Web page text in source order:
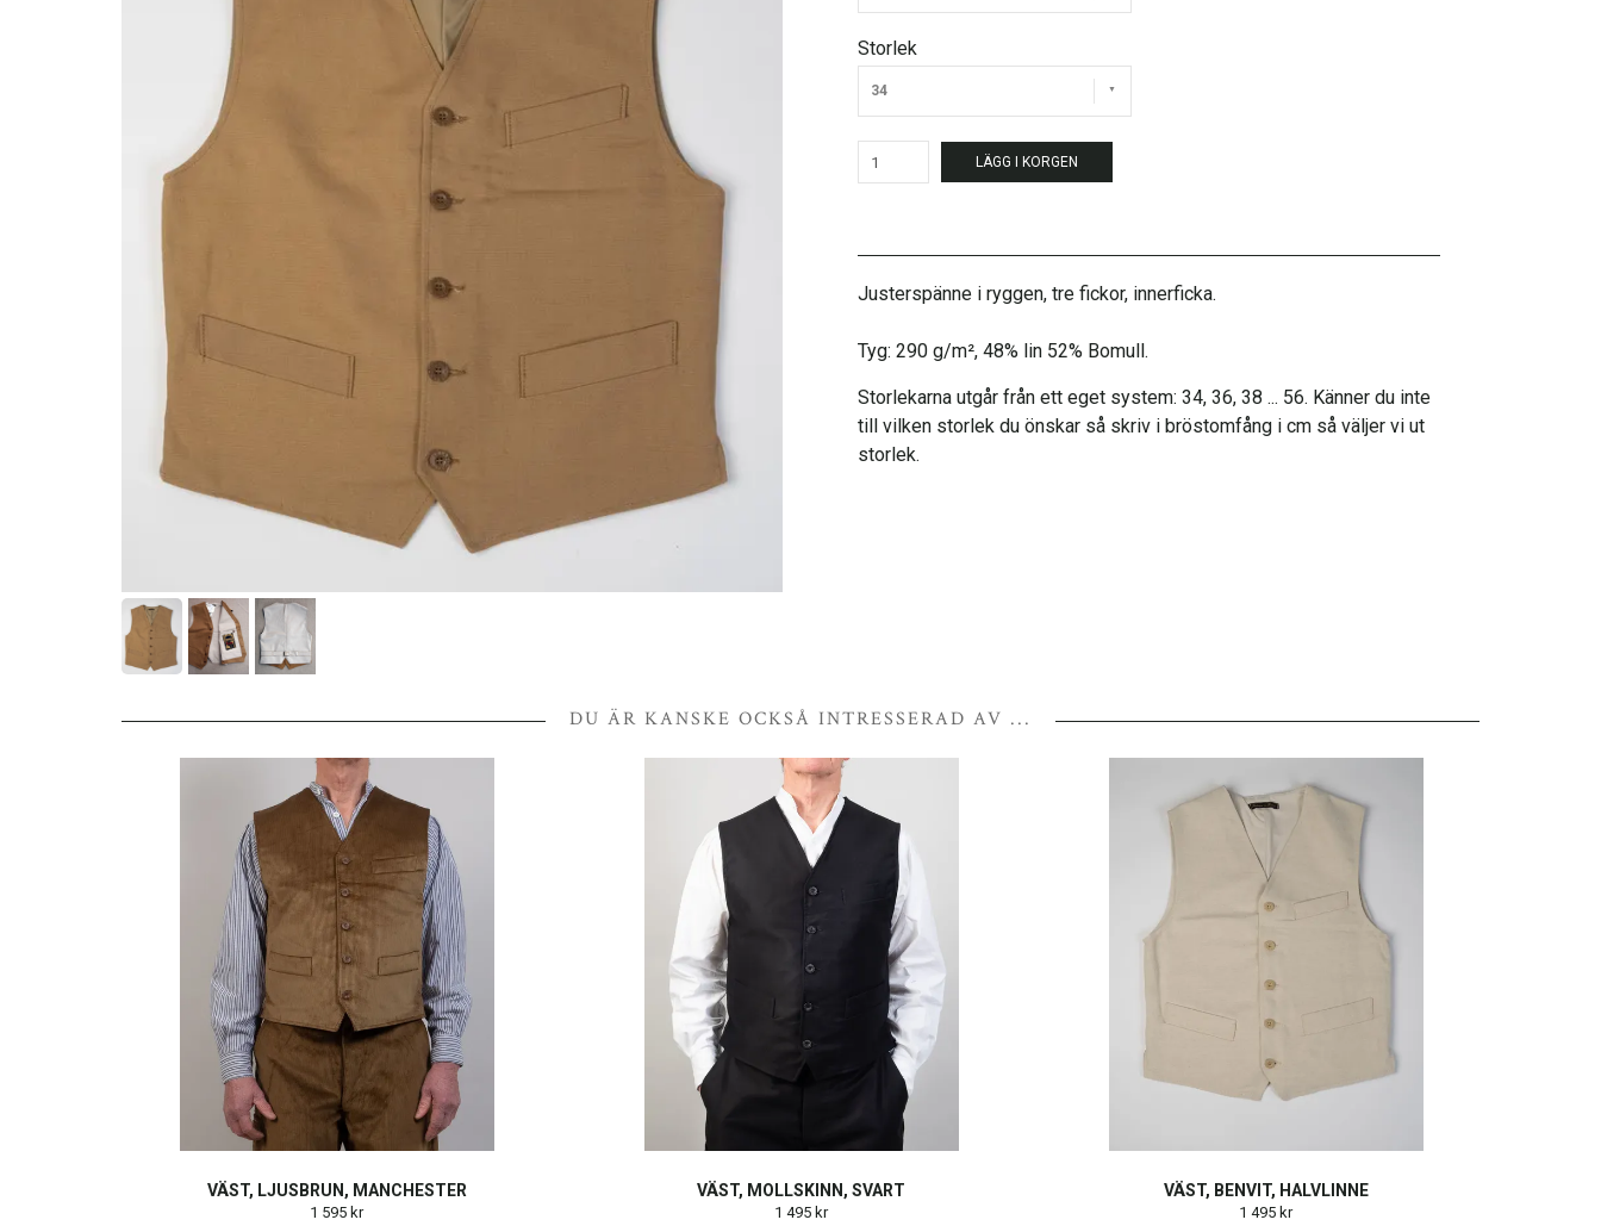
Storlek
34
LÄGG I KORGEN
Justerspänne i ryggen, tre fickor, innerficka.
Tyg: 290 g/m², 48% lin 52% Bomull.
Storlekarna utgår från ett eget system: 34, 36, 38 ... 56. Känner du inte
till vilken storlek du önskar så skriv i bröstomfång i cm så väljer vi ut
storlek.
DU ÄR KANSKE OCKSÅ INTRESSERAD AV ...
VÄST, LJUSBRUN, MANCHESTER
1 595 kr
VÄST, MOLLSKINN, SVART
1 495 kr
VÄST, BENVIT, HALVLINNE
1 495 kr